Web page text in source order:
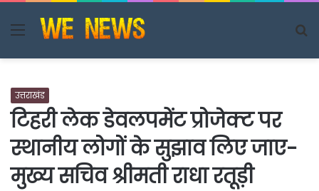
Menu
उत्तराखंड
टिहरी लेक डेवलपमेंट प्रोजेक्ट पर
स्थानीय लोगों के सुझाव लिए जाए-
मुख्य सचिव श्रीमती राधा रतूड़ी